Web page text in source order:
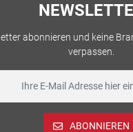
abonnieren und keine
verpassen.
ABONNIEREN